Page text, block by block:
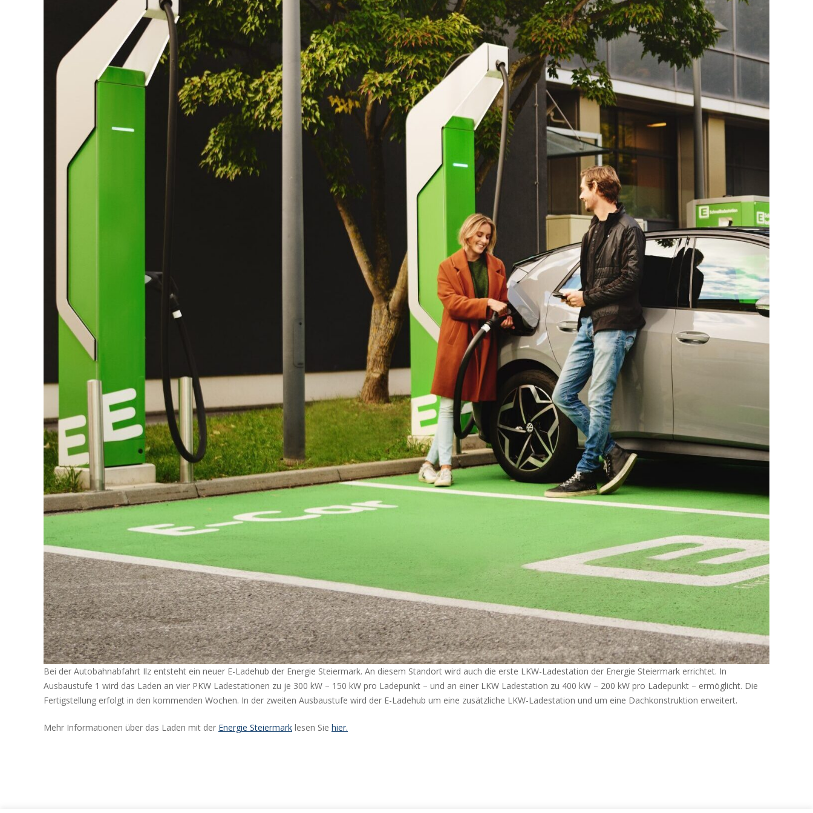
Bei der Autobahnabfahrt Ilz entsteht ein neuer E-Ladehub der Energie Steiermark. An diesem Standort wird auch die erste LKW-Ladestation der Energie Steiermark errichtet. In
Ausbaustufe 1 wird das Laden an vier PKW Ladestationen zu je 300 kW – 150 kW pro Ladepunkt – und an einer LKW Ladestation zu 400 kW – 200 kW pro Ladepunkt – ermöglicht. Die
Fertigstellung erfolgt in den kommenden Wochen. In der zweiten Ausbaustufe wird der E-Ladehub um eine zusätzliche LKW-Ladestation und um eine Dachkonstruktion erweitert.
Mehr Informationen über das Laden mit der Energie Steiermark lesen Sie hier.